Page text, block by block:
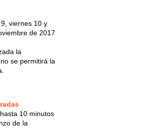
viernes 10 y
de 2017
la
se permitirá la
10 minutos
de la